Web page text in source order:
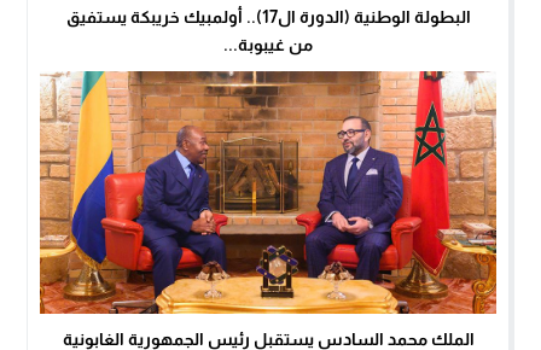
البطولة الوطنية (الدورة ال17).. أولمبيك خريبكة يستفيق
من غيبوبة...
الملك محمد السادس يستقبل رئيس الجمهورية الغابونية